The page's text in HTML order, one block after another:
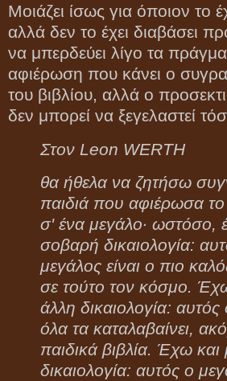
Μοιάζει ίσως για όποιον το
αλλά δεν το έχει διαβάσει
να μπερδεύει λίγο τα
αφιέρωση που κάνει ο
του βιβλίου, αλλά ο
δεν μπορεί να ξεγελαστεί
Στον Leon WERTH
θα ήθελα να ζητήσω
παιδιά που αφιέρωσα το
σ' ένα μεγάλο· ωστόσο,
σοβαρή δικαιολογία:
μεγάλος είναι ο πιο
σε τούτο τον κόσμο.
άλλη δικαιολογία:
όλα τα καταλαβαίνει,
παιδικά βιβλία. Έχω και
δικαιολογία: αυτός ο